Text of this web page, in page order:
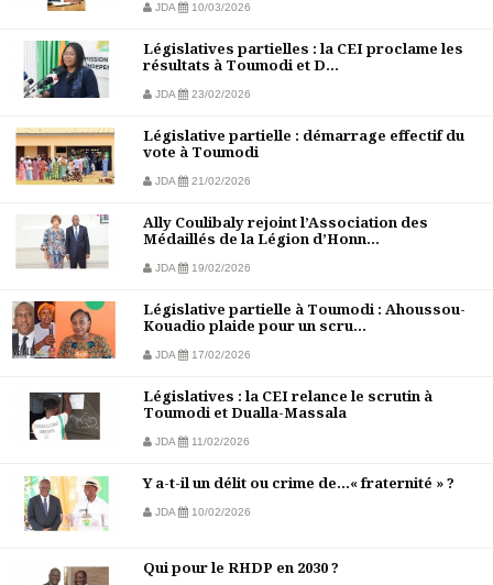
JDA 10/03/2026
Législatives partielles : la CEI proclame les
résultats à Toumodi et D...
JDA 23/02/2026
Législative partielle : démarrage effectif du
vote à Toumodi
JDA 21/02/2026
Ally Coulibaly rejoint l’Association des
Médaillés de la Légion d’Honn...
JDA 19/02/2026
Législative partielle à Toumodi : Ahoussou-
Kouadio plaide pour un scru...
JDA 17/02/2026
Législatives : la CEI relance le scrutin à
Toumodi et Dualla-Massala
JDA 11/02/2026
Y a-t-il un délit ou crime de…« fraternité » ?
JDA 10/02/2026
Qui pour le RHDP en 2030 ?